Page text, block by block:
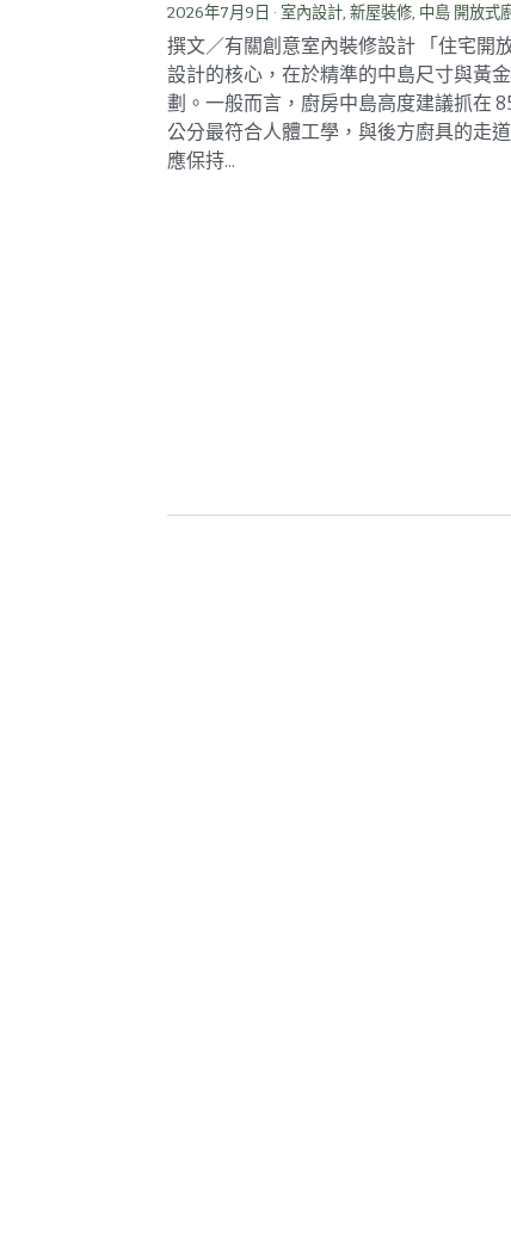
2026年7月9日 · 室內設計, 新屋裝修, 中島 開放式
撰文／有關創意室內裝修設計 「住宅開
設計的核心，在於精準的中島尺寸與黃
劃。一般而言，廚房中島高度建議抓在
公分最符合人體工學，與後方廚具的走道
應保持...